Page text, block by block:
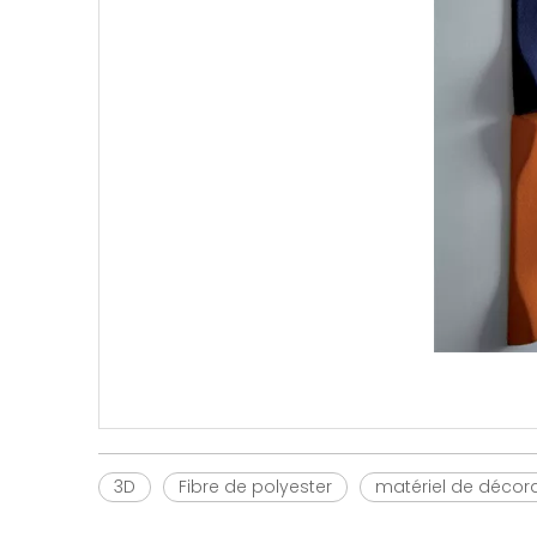
3D Fibre de polyester matériel de